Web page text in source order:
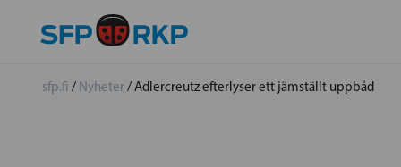
sfp.fi / Nyheter/Adlercreutz efterlyser ett jämställt uppbåd